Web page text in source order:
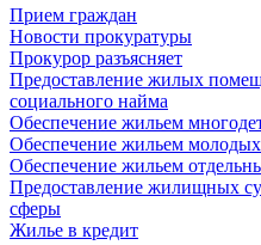
Прием граждан
Новости прокуратуры
Прокурор разъясняет
Предоставление жилых
социального найма
Обеспечение жильем
Обеспечение жильем
Обеспечение жильем
Предоставление жилищных
сферы
Жилье в кредит